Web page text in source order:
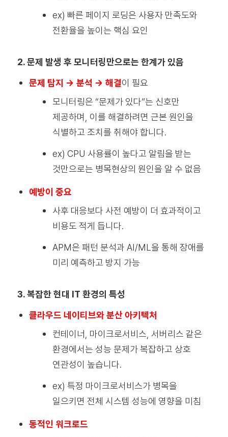
ex) 빠른 페이지 로딩은 사용자 만족도와
전환율을 높이는 핵심 요인
2. 문제 발생 후 모니터링만으로는 한계가 있음
문제 탐지 → 분석 → 해결이 필요
모니터링은 “문제가 있다”는 신호만
제공하며, 이를 해결하려면 근본 원인을
식별하고 조치를 취해야 합니다.
ex) CPU 사용률이 높다고 알림을 받는
것만으로는 병목현상의 원인을 알 수 없음
예방이 중요
사후 대응보다 사전 예방이 더 효과적이고
비용도 적게 듭니다.
APM은 패턴 분석과 AI/ML을 통해 장애를
미리 예측하고 방지 가능
3. 복잡한 현대 IT 환경의 특성
클라우드 네이티브와 분산 아키텍처
컨테이너, 마이크로서비스, 서버리스 같은
환경에서는 성능 문제가 복잡하고 상호
연관성이 높습니다.
ex) 특정 마이크로서비스가 병목을
일으키면 전체 시스템 성능에 영향을 미침
동적인 워크로드